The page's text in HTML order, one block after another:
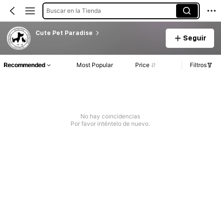
Buscar en la Tienda
Cute Pet Paradise
Seguir
Recommended Most Popular Price Filtros
No hay coincidencias
Por favor inténtelo de nuevo.